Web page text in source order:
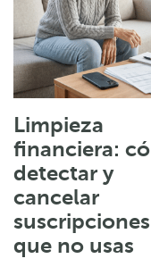
Limpieza
financiera:
detectar y
cancelar
suscripciones
que no usas